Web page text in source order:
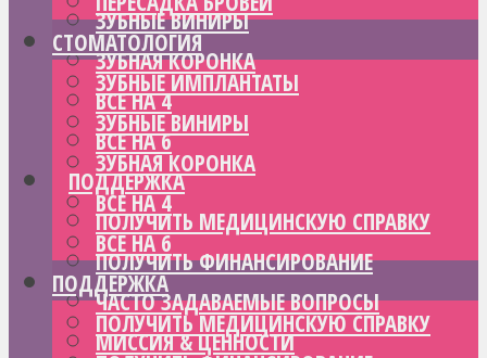
ЗУБНЫЕ ВИНИРЫ
ЗУБНАЯ КОРОНКА
ВСЕ НА 4
ВСЕ НА 6
ПОДДЕРЖКА
ПОЛУЧИТЬ МЕДИЦИНСКУЮ СПРАВКУ
ПОЛУЧИТЬ ФИНАНСИРОВАНИЕ
ЧАСТО ЗАДАВАЕМЫЕ ВОПРОСЫ
МИССИЯ & ЦЕННОСТИ
СТОМАТОЛОГИЯ
ЗУБНЫЕ ИМПЛАНТАТЫ
ЗУБНЫЕ ВИНИРЫ
ЗУБНАЯ КОРОНКА
ВСЕ НА 4
ВСЕ НА 6
ПОДДЕРЖКА
ПОЛУЧИТЬ МЕДИЦИНСКУЮ СПРАВКУ